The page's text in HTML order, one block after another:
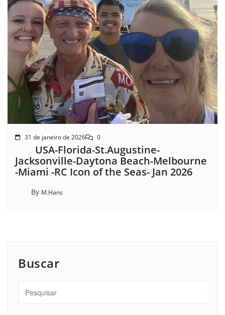
31 de janeiro de 2026 0
USA-Florida-St.Augustine-
Jacksonville-Daytona Beach-Melbourne
-Miami -RC Icon of the Seas- Jan 2026
By M.Hans
Buscar